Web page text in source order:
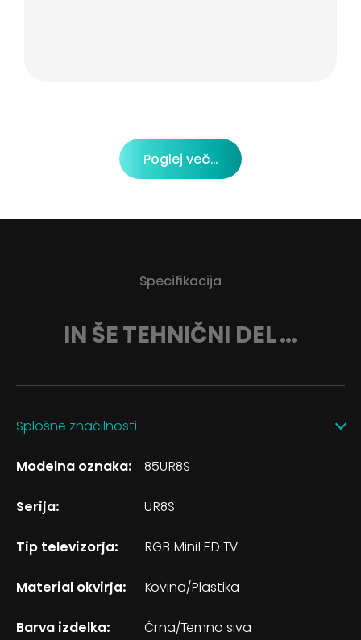
Poglej več...
Specifikacija
IN ŠE TEHNIČNI DEL …
Splošne značilnosti
Modelna oznaka: 85UR8S
Serija: UR8S
Tip televizorja: RGB MiniLED TV
Material okvirja: Kovina/Plastika
Barva izdelka: Črna/Temno siva